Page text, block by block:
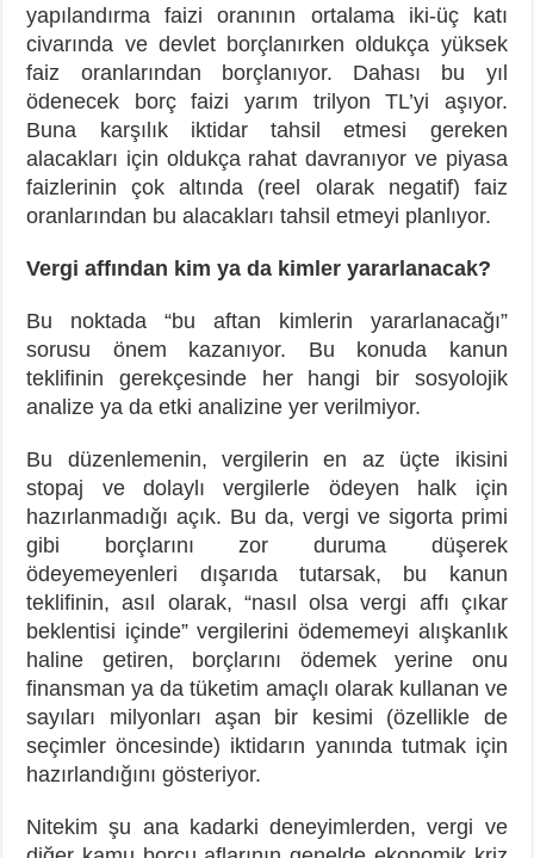
yapılandırma faizi oranının ortalama iki-üç katı
civarında ve devlet borçlanırken oldukça yüksek
faiz oranlarından borçlanıyor. Dahası bu yıl
ödenecek borç faizi yarım trilyon TL’yi aşıyor.
Buna karşılık iktidar tahsil etmesi gereken
alacakları için oldukça rahat davranıyor ve piyasa
faizlerinin çok altında (reel olarak negatif) faiz
oranlarından bu alacakları tahsil etmeyi planlıyor.
Vergi affından kim ya da kimler yararlanacak?
Bu noktada “bu aftan kimlerin yararlanacağı”
sorusu önem kazanıyor. Bu konuda kanun
teklifinin gerekçesinde her hangi bir sosyolojik
analize ya da etki analizine yer verilmiyor.
Bu düzenlemenin, vergilerin en az üçte ikisini
stopaj ve dolaylı vergilerle ödeyen halk için
hazırlanmadığı açık. Bu da, vergi ve sigorta primi
gibi borçlarını zor duruma düşerek
ödeyemeyenleri dışarıda tutarsak, bu kanun
teklifinin, asıl olarak, “nasıl olsa vergi affı çıkar
beklentisi içinde” vergilerini ödememeyi alışkanlık
haline getiren, borçlarını ödemek yerine onu
finansman ya da tüketim amaçlı olarak kullanan ve
sayıları milyonları aşan bir kesimi (özellikle de
seçimler öncesinde) iktidarın yanında tutmak için
hazırlandığını gösteriyor.
Nitekim şu ana kadarki deneyimlerden, vergi ve